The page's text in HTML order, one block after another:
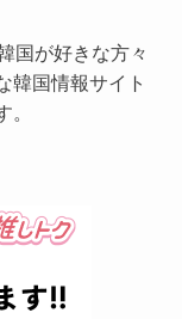
国が好きな方々
韓国情報サイト